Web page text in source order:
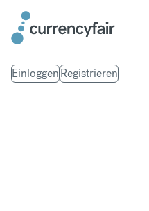
EinloggenRegistrieren